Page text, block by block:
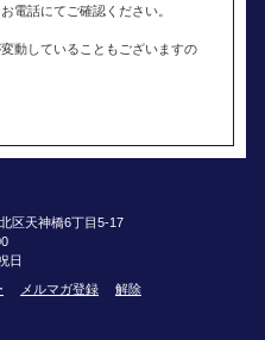
電話にてご確認ください。
動していることもございますの
区天神橋6丁目5-17
日
メルマガ登録 解除